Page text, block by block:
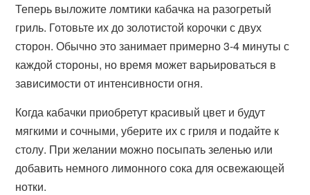
Теперь выложите ломтики кабачка на разогретый
гриль. Готовьте их до золотистой корочки с двух
сторон. Обычно это занимает примерно 3-4 минуты с
каждой стороны, но время может варьироваться в
зависимости от интенсивности огня.
Когда кабачки приобретут красивый цвет и будут
мягкими и сочными, уберите их с гриля и подайте к
столу. При желании можно посыпать зеленью или
добавить немного лимонного сока для освежающей
нотки.